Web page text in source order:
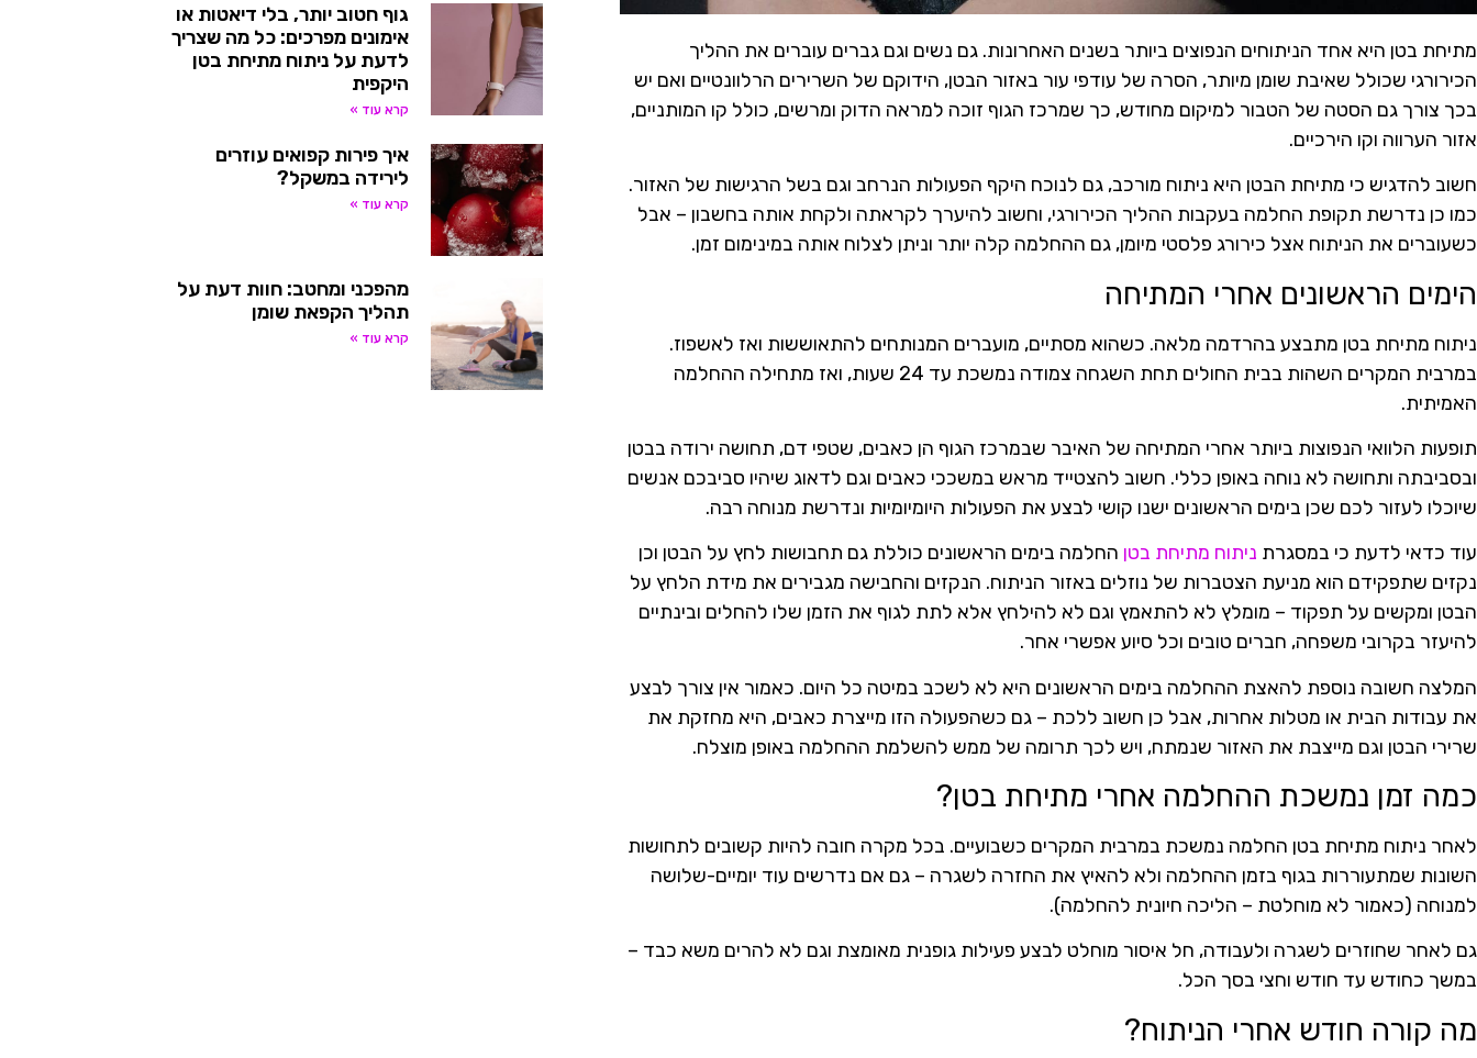
מתיחת בטן היא אחד הניתוחים הנפוצים ביותר בשנים האחרונות. גם נשים וגם גברים עוברים את ההליך
הכירורגי שכולל שאיבת שומן מיותר, הסרה של עודפי עור באזור הבטן, הידוקם של השרירים הרלוונטיים ואם יש
בכך צורך גם הסטה של הטבור למיקום מחודש, כך שמרכז הגוף זוכה למראה הדוק ומרשים, כולל קו המותניים,
אזור הערווה וקו הירכיים.
חשוב להדגיש כי מתיחת הבטן היא ניתוח מורכב, גם לנוכח היקף הפעולות הנרחב וגם בשל הרגישות של האזור.
כמו כן נדרשת תקופת החלמה בעקבות ההליך הכירורגי, וחשוב להיערך לקראתה ולקחת אותה בחשבון – אבל
כשעוברים את הניתוח אצל כירורג פלסטי מיומן, גם ההחלמה קלה יותר וניתן לצלוח אותה במינימום זמן.
הימים הראשונים אחרי המתיחה
ניתוח מתיחת בטן מתבצע בהרדמה מלאה. כשהוא מסתיים, מועברים המנותחים להתאוששות ואז לאשפוז.
במרבית המקרים השהות בבית החולים תחת השגחה צמודה נמשכת עד 24 שעות, ואז מתחילה ההחלמה
האמיתית.
תופעות הלוואי הנפוצות ביותר אחרי המתיחה של האיבר שבמרכז הגוף הן כאבים, שטפי דם, תחושה ירודה בבטן
ובסביבתה ותחושה לא נוחה באופן כללי. חשוב להצטייד מראש במשככי כאבים וגם לדאוג שיהיו סביבכם אנשים
שיוכלו לעזור לכם שכן בימים הראשונים ישנו קושי לבצע את הפעולות היומיומיות ונדרשת מנוחה רבה.
עוד כדאי לדעת כי במסגרת ניתוח מתיחת בטן החלמה בימים הראשונים כוללת גם תחבושות לחץ על הבטן וכן
נקזים שתפקידם הוא מניעת הצטברות של נוזלים באזור הניתוח. הנקזים והחבישה מגבירים את מידת הלחץ על
הבטן ומקשים על תפקוד – מומלץ לא להתאמץ וגם לא להילחץ אלא לתת לגוף את הזמן שלו להחלים ובינתיים
להיעזר בקרובי משפחה, חברים טובים וכל סיוע אפשרי אחר.
המלצה חשובה נוספת להאצת ההחלמה בימים הראשונים היא לא לשכב במיטה כל היום. כאמור אין צורך לבצע
את עבודות הבית או מטלות אחרות, אבל כן חשוב ללכת – גם כשהפעולה הזו מייצרת כאבים, היא מחזקת את
שרירי הבטן וגם מייצבת את האזור שנמתח, ויש לכך תרומה של ממש להשלמת ההחלמה באופן מוצלח.
כמה זמן נמשכת ההחלמה אחרי מתיחת בטן?
לאחר ניתוח מתיחת בטן החלמה נמשכת במרבית המקרים כשבועיים. בכל מקרה חובה להיות קשובים לתחושות
השונות שמתעוררות בגוף בזמן ההחלמה ולא להאיץ את החזרה לשגרה – גם אם נדרשים עוד יומיים-שלושה
למנוחה (כאמור לא מוחלטת – הליכה חיונית להחלמה).
גם לאחר שחוזרים לשגרה ולעבודה, חל איסור מוחלט לבצע פעילות גופנית מאומצת וגם לא להרים משא כבד –
במשך כחודש עד חודש וחצי בסך הכל.
מה קורה חודש אחרי הניתוח?
גוף חטוב יותר, בלי דיאטות או
אימונים מפרכים: כל מה שצריך
לדעת על ניתוח מתיחת בטן
היקפית
קרא עוד »
איך פירות קפואים עוזרים
לירידה במשקל?
קרא עוד »
מהפכני ומחטב: חוות דעת על
תהליך הקפאת שומן
קרא עוד »